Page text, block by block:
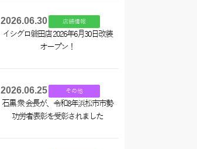
2026.06.30 店舗情報
イシグロ磐田店 2026年6月30日改装
オープン！
2026.06.25 その他
石黒 衆 会長が、令和8年浜松市市勢
功労者表彰を受彰されました